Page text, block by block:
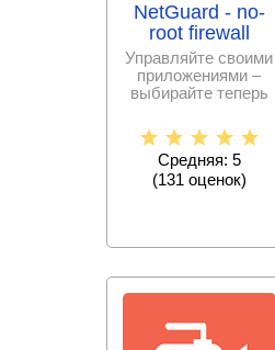
NetGuard - no-
root firewall
Управляйте своими
приложениями –
выбирайте теперь
разрешить
интернет –
Средняя: 5
(131оценок)